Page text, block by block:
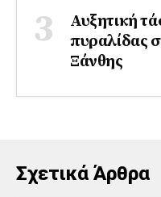
Αυξητική
πυραλίδας
Ξάνθης
Σχετικά Άρθρα